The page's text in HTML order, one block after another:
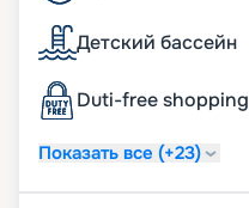
Детский бассейн
Duti-free shopping
Показать все (+23)